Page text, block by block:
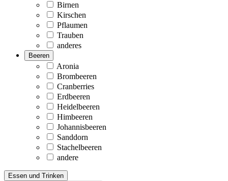
Birnen
Kirschen
Pflaumen
Trauben
anderes
Beeren
Aronia
Brombeeren
Cranberries
Erdbeeren
Heidelbeeren
Himbeeren
Johannisbeeren
Sanddorn
Stachelbeeren
andere
Essen und Trinken